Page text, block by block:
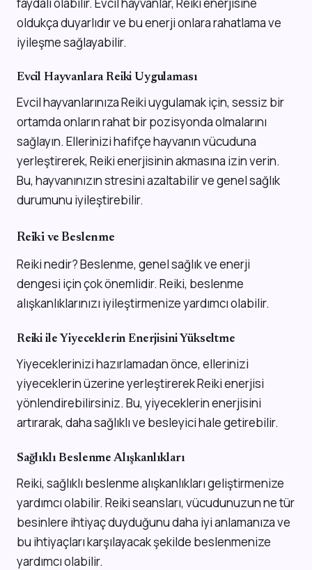
oldukça duyarlıdır ve bu enerji onlara rahatlama ve
iyileşme sağlayabilir.
Evcil Hayvanlara Reiki Uygulaması
Evcil hayvanlarınıza Reiki uygulamak için, sessiz bir
ortamda onların rahat bir pozisyonda olmalarını
sağlayın. Ellerinizi hafifçe hayvanın vücuduna
yerleştirerek, Reiki enerjisinin akmasına izin verin.
Bu, hayvanınızın stresini azaltabilir ve genel sağlık
durumunu iyileştirebilir.
Reiki ve Beslenme
Reiki nedir? Beslenme, genel sağlık ve enerji
dengesi için çok önemlidir. Reiki, beslenme
alışkanlıklarınızı iyileştirmenize yardımcı olabilir.
Reiki ile Yiyeceklerin Enerjisini Yükseltme
Yiyeceklerinizi hazırlamadan önce, ellerinizi
yiyeceklerin üzerine yerleştirerek Reiki enerjisi
yönlendirebilirsiniz. Bu, yiyeceklerin enerjisini
artırarak, daha sağlıklı ve besleyici hale getirebilir.
Sağlıklı Beslenme Alışkanlıkları
Reiki, sağlıklı beslenme alışkanlıkları geliştirmenize
yardımcı olabilir. Reiki seansları, vücudunuzun ne tür
besinlere ihtiyaç duyduğunu daha iyi anlamanıza ve
bu ihtiyaçları karşılayacak şekilde beslenmenize
yardımcı olabilir.